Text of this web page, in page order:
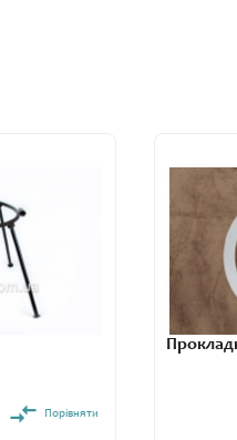
Порівняти